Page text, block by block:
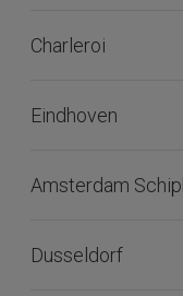
Charleroi
Eindhoven
Amsterdam
Dusseldorf